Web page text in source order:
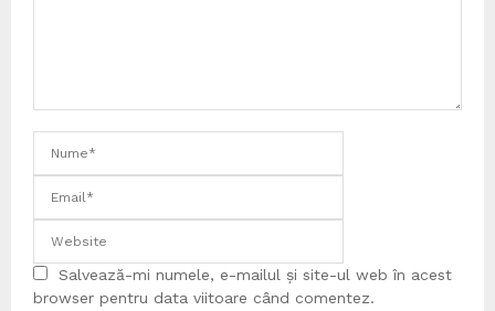
Salvează-mi numele, e-mailul și site-ul web în acest
browser pentru data viitoare când comentez.